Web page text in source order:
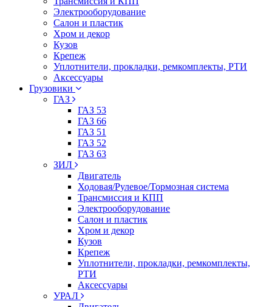
Электрооборудование
Салон и пластик
Хром и декор
Кузов
Крепеж
Уплотнители, прокладки, ремкомплекты, РТИ
Аксессуары
Грузовики
ГАЗ
ГАЗ 53
ГАЗ 66
ГАЗ 51
ГАЗ 52
ГАЗ 63
ЗИЛ
Двигатель
Ходовая/Рулевое/Тормозная система
Трансмиссия и КПП
Электрооборудование
Салон и пластик
Хром и декор
Кузов
Крепеж
Уплотнители, прокладки, ремкомплекты,
РТИ
Аксессуары
УРАЛ